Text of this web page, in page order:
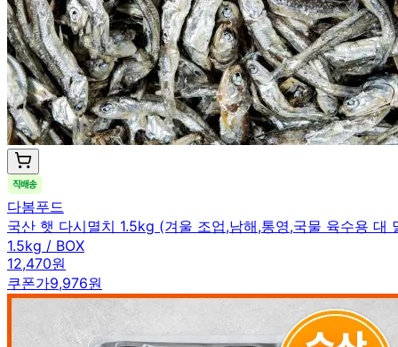
다봄푸드
국산 햇 다시멸치 1.5kg (겨울 조업,남해,통영,국물 육수용 대
1.5kg / BOX
12,470원
쿠폰가9,976원